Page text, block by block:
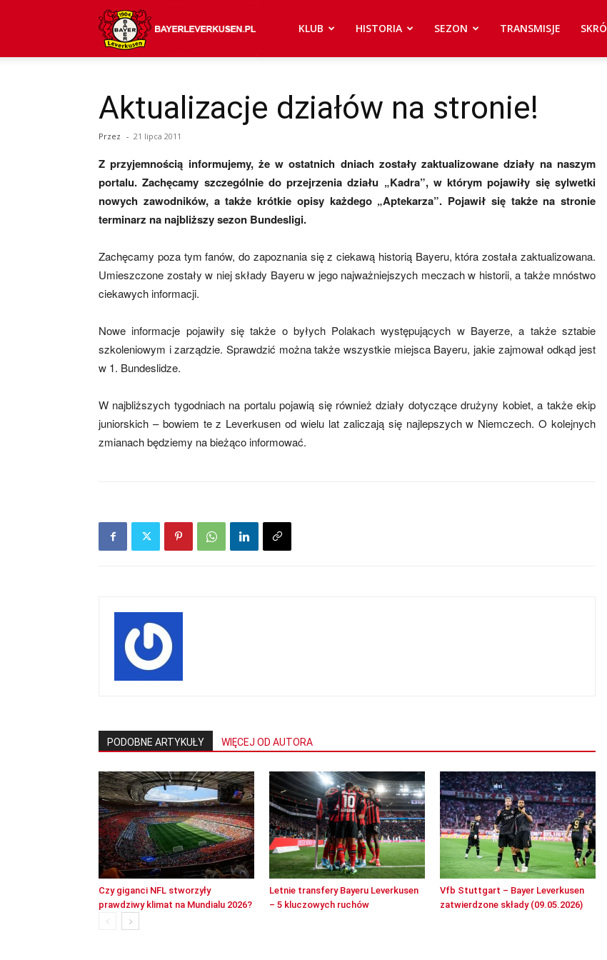
–
aktualności
skład)
KLUB HISTORIA SEZON TRANSMISJE
Aktualizacje działów na stronie!
Przez - 21 lipca 2011
Z przyjemnością informujemy, że w ostatnich dniach zostały zaktualizowane działy na naszym
portalu. Zachęcamy szczególnie do przejrzenia działu „Kadra”, w którym pojawiły się sylwetki
nowych zawodników, a także krótkie opisy każdego „Aptekarza”. Pojawił się także na stronie
terminarz na najbliższy sezon Bundesligi.
Zachęcamy poza tym fanów, do zapoznania się z ciekawą historią Bayeru, która została zaktualizowana.
Umieszczone zostały w niej składy Bayeru w jego najważniejszych meczach w historii, a także mnóstwo
ciekawych informacji.
Nowe informacje pojawiły się także o byłych Polakach występujących w Bayerze, a także sztabie
szkoleniowym i zarządzie. Sprawdzić można także wszystkie miejsca Bayeru, jakie zajmował odkąd jest
w 1. Bundeslidze.
W najbliższych tygodniach na portalu pojawią się również działy dotyczące drużyny kobiet, a także ekip
juniorskich – bowiem te z Leverkusen od wielu lat zaliczają się najlepszych w Niemczech. O kolejnych
zmianach będziemy na bieżąco informować.
PODOBNE ARTYKUŁY WIĘCEJ OD AUTORA
Czy giganci NFL stworzyły
prawdziwy klimat na Mundialu 2026?
Letnie transfery Bayeru Leverkusen
– 5 kluczowych ruchów
Vfb Stuttgart – Bayer Leverkusen
zatwierdzone składy (09.05.2026)